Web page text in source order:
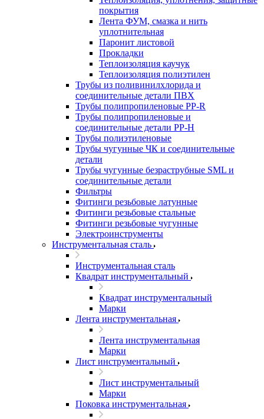
покрытия
Лента ФУМ, смазка и нить
уплотнительная
Паронит листовой
Прокладки
Теплоизоляция каучук
Теплоизоляция полиэтилен
Трубы из поливинилхлорида и
соединительные детали ПВХ
Трубы полипропиленовые PP-R
Трубы полипропиленовые и
соединительные детали PP-H
Трубы полиэтиленовые
Трубы чугунные ЧК и соединительные
детали
Трубы чугунные безраструбные SML и
соединительные детали
Фильтры
Фитинги резьбовые латунные
Фитинги резьбовые стальные
Фитинги резьбовые чугунные
Электроинструменты
Инструментальная сталь
Инструментальная сталь
Квадрат инструментальный
Квадрат инструментальный
Марки
Лента инструментальная
Лента инструментальная
Марки
Лист инструментальный
Лист инструментальный
Марки
Поковка инструментальная